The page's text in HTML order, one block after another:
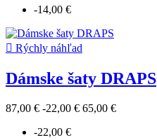
-14,00 €
 Rýchly náhľad
Dámske šaty DRAPS
87,00 € -22,00 € 65,00 €
-22,00 €